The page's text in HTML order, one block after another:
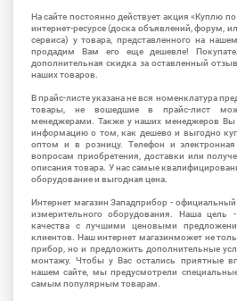
На сайте постоянно действует акция «Куплю
интернет-ресурсе (доска объявлений, форум,
сервиса) у товара, представленного на
продадим Вам его еще дешевле!
дополнительная скидка за оставленный
наших товаров.
В прайс-листе указана не вся номенклатура
товары, не вошедшие в прайс-лист
менеджерами. Также у наших менеджеров
информацию о том, как дешево и выгодно
оптом и в розницу. Телефон и
вопросам приобретения, доставки или
описания товара. У нас самые
оборудование и выгодная цена.
Интернет магазин Западприбор -
измерительного оборудования. Наша цель
качества с лучшими ценовыми
клиентов. Наш интернет магазинможет не
прибор, но и предложить дополнительные
монтажу. Чтобы у Вас остались приятные
нашем сайте, мы предусмотрели
самым популярным товарам.